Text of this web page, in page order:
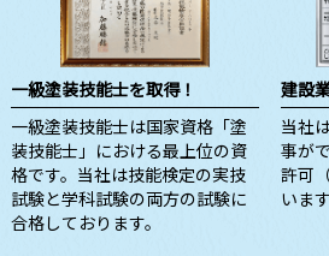
一級塗装技能士を取得！
一級塗装技能士は国家資格「塗
装技能士」における最上位の資
格です。当社は技能検定の実技
試験と学科試験の両方の試験に
合格しております。
建設
当社
事が
許可
います